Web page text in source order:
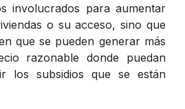
involucrados para aumentar
o su acceso, sino que
que se pueden generar más
razonable donde puedan
los subsidios que se están